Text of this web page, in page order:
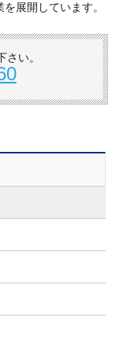
展開しています。
い。